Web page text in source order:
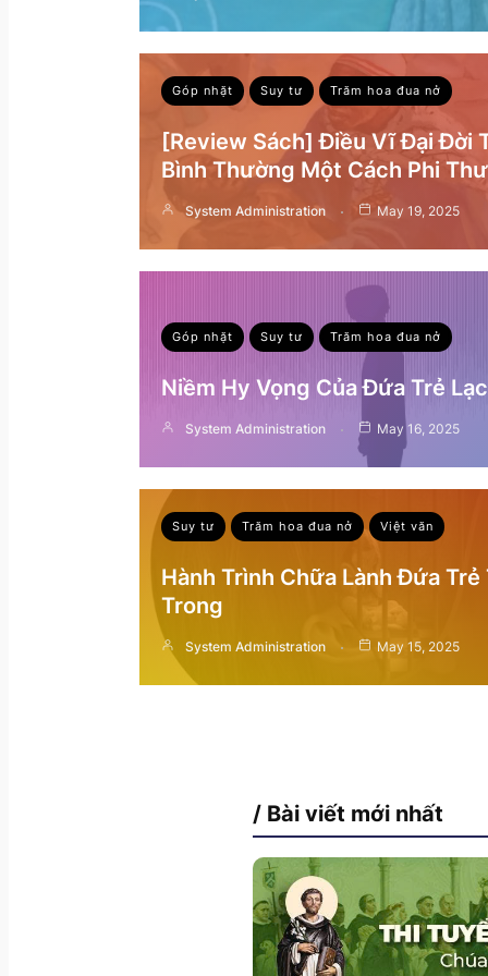
Góp nhặt Suy tư Trăm hoa đua nở
[Review Sách] Điều Vĩ Đại Đời
Bình Thường Một Cách Phi
System Administration May 19, 2025
Góp nhặt Suy tư Trăm hoa đua nở
Niềm Hy Vọng Của Đứa Trẻ
System Administration May 16, 2025
Suy tư Trăm hoa đua nở Việt văn
Hành Trình Chữa Lành Đứa
Trong
System Administration May 15, 2025
/ Bài viết mới nhất